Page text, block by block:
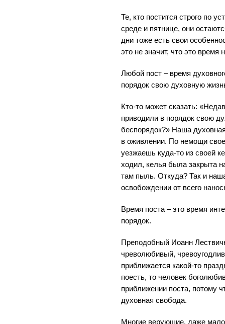
Те, кто постится строго по
среде и пятнице, они
дни тоже есть свои
это не значит, что это время
Любой пост – время
порядок свою духовную
Кто-то может сказать:
приводили в порядок свою
беспорядок?» Наша
в оживлении. По немощи
уезжаешь куда-то из своей
ходил, келья была закрыта
там пыль. Откуда? Так и
освобождении от всего
Время поста – это время
порядок.
Преподобный Иоанн
чреволюбивый,
приближается какой-то
поесть, то человек
приближении поста, потому
духовная свобода.
Многие верующие, даже